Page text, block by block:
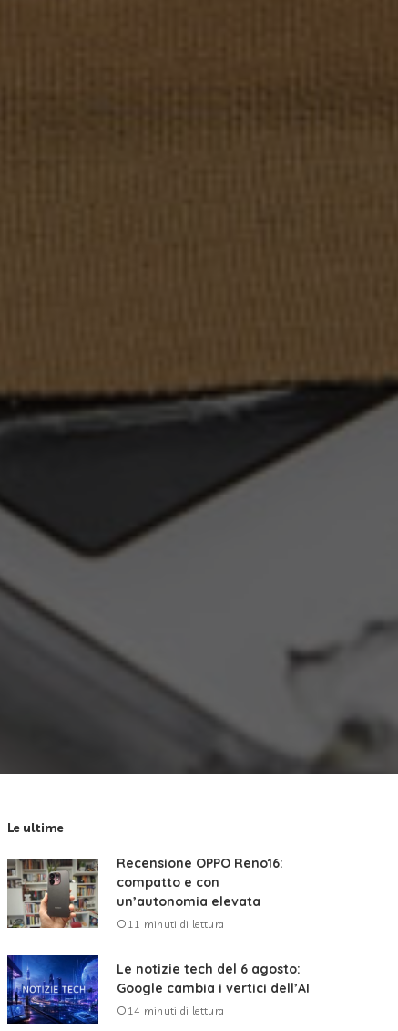
Le ultime
Recensione OPPO Reno16:
compatto e con
un’autonomia elevata
11 minuti di lettura
Le notizie tech del 6 agosto:
Google cambia i vertici dell’AI
14 minuti di lettura